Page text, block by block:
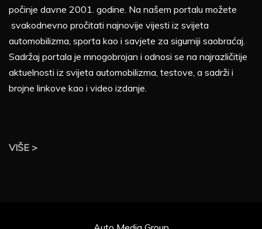
počinje davne 2001. godine. Na našem portalu možete
svakodnevno pročitati najnovije vijesti iz svijeta
automobilizma, sporta kao i savjete za sigurniji saobraćaj.
Sadržaj portala je mnogobrojan i odnosi se na najrazličitije
aktuelnosti iz svijeta automobilizma, testove, a sadrži i
brojne linkove kao i video izdanje.
VIŠE >